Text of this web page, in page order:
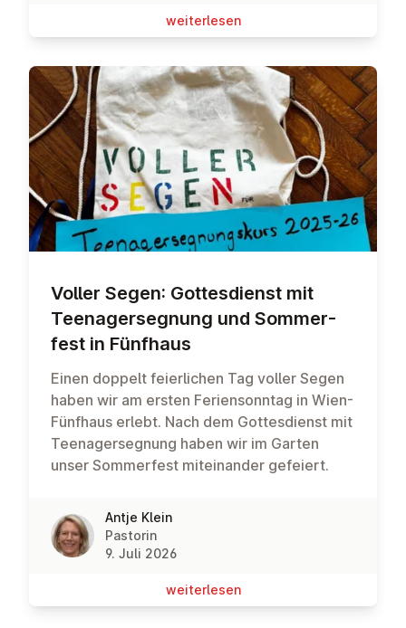
wei­ter­le­sen
Voller Segen: Got­tes­dienst mit
Teen­ager­seg­nung und Som­mer­
fest in Fünfhaus
Einen doppelt feierlichen Tag voller Segen
haben wir am ersten Feriensonntag in Wien-
Fünfhaus erlebt. Nach dem Gottesdienst mit
Teenagersegnung haben wir im Garten
unser Sommerfest miteinander gefeiert.
Antje Klein
Pastorin
9. Juli 2026
wei­ter­le­sen